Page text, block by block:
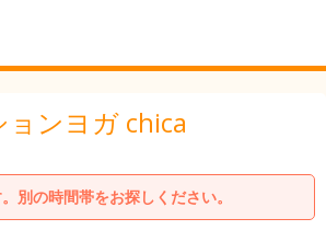
ョンヨガ chica
別の時間帯をお探しください。